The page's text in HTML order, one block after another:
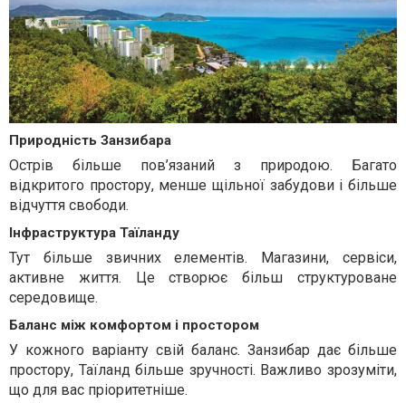
Природність Занзибара
Острів більше пов’язаний з природою. Багато
відкритого простору, менше щільної забудови і більше
відчуття свободи.
Інфраструктура Таїланду
Тут більше звичних елементів. Магазини, сервіси,
активне життя. Це створює більш структуроване
середовище.
Баланс між комфортом і простором
У кожного варіанту свій баланс. Занзибар дає більше
простору, Таїланд більше зручності. Важливо зрозуміти,
що для вас пріоритетніше.